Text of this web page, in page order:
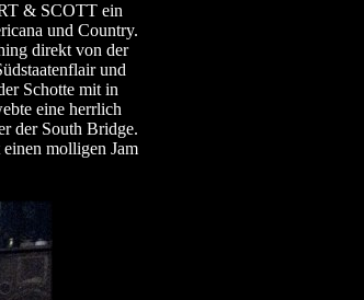
& SCOTT ein
und Country.
direkt von der
und
Schotte mit in
eine herrlich
der South Bridge.
molligen Jam